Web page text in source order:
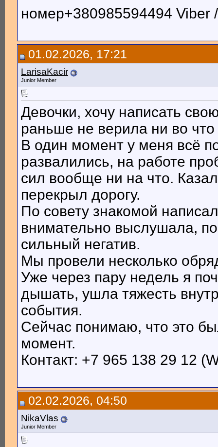
номер+380985594494 Viber
01.02.2026, 17:21
LarisaKacir
Junior Member
Девочки, хочу написать
раньше не верила ни во
В один момент у меня всё
развалились, на работе
сил вообще ни на что.
перекрыл дорогу.
По совету знакомой
внимательно выслушала,
сильный негатив.
Мы провели несколько
Уже через пару недель я
дышать, ушла тяжесть
события.
Сейчас понимаю, что это
момент.
Контакт: +7 965 138 29 12
02.02.2026, 04:50
NikaVlas
Junior Member